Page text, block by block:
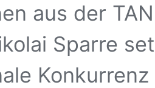
aus der
Sparre